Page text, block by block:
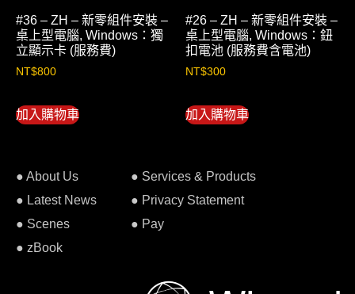
#36 – ZH – 新零組件安裝 –
桌上型電腦, Windows：獨
立顯示卡 (服務費)
NT$800
加入購物車
#26 – ZH – 新零組件安裝 –
桌上型電腦, Windows：鈕
扣電池 (服務費含電池)
NT$300
加入購物車
● About Us
● Latest News
● Scenes
● zBook
● Services & Products
● Privacy Statement
● Pay